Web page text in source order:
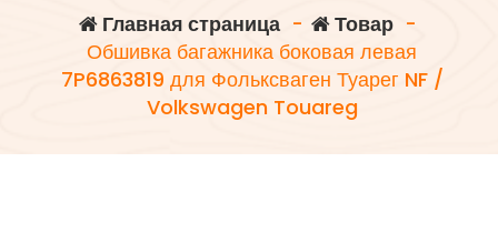
Главная страница- Товар-
Обшивка багажника боковая левая
7P6863819 для Фольксваген Туарег NF /
Volkswagen Touareg